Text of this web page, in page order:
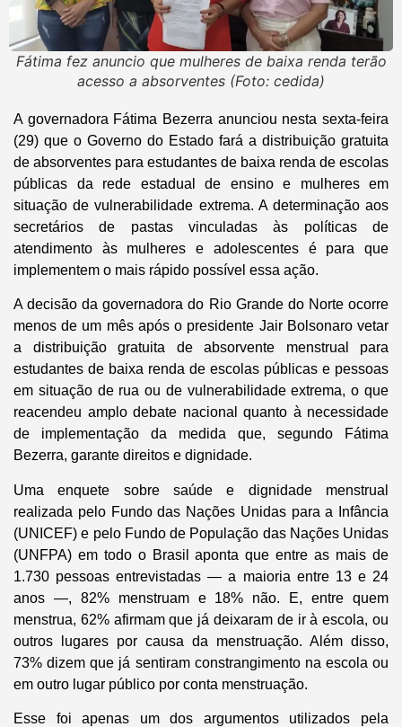
Fátima fez anuncio que mulheres de baixa renda terão
acesso a absorventes (Foto: cedida)
A governadora Fátima Bezerra anunciou nesta sexta-feira
(29) que o Governo do Estado fará a distribuição gratuita
de absorventes para estudantes de baixa renda de escolas
públicas da rede estadual de ensino e mulheres em
situação de vulnerabilidade extrema. A determinação aos
secretários de pastas vinculadas às políticas de
atendimento às mulheres e adolescentes é para que
implementem o mais rápido possível essa ação.
A decisão da governadora do Rio Grande do Norte ocorre
menos de um mês após o presidente Jair Bolsonaro vetar
a distribuição gratuita de absorvente menstrual para
estudantes de baixa renda de escolas públicas e pessoas
em situação de rua ou de vulnerabilidade extrema, o que
reacendeu amplo debate nacional quanto à necessidade
de implementação da medida que, segundo Fátima
Bezerra, garante direitos e dignidade.
Uma enquete sobre saúde e dignidade menstrual
realizada pelo Fundo das Nações Unidas para a Infância
(UNICEF) e pelo Fundo de População das Nações Unidas
(UNFPA) em todo o Brasil aponta que entre as mais de
1.730 pessoas entrevistadas — a maioria entre 13 e 24
anos —, 82% menstruam e 18% não. E, entre quem
menstrua, 62% afirmam que já deixaram de ir à escola, ou
outros lugares por causa da menstruação. Além disso,
73% dizem que já sentiram constrangimento na escola ou
em outro lugar público por conta menstruação.
Esse foi apenas um dos argumentos utilizados pela